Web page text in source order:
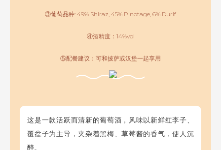
③葡萄品种: 49% Shiraz, 45% Pinotage, 6% Durif
④酒精度：14%vol
⑤配餐建议：可和披萨或汉堡一起享用
这是一款活跃而清新的葡萄酒，风味以新鲜红李子、
覆盆子为主导，夹杂着黑梅、草莓酱的香气，使人沉
醉。